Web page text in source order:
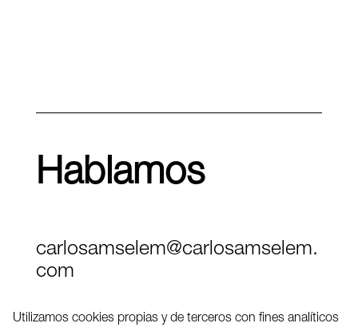
Hablamos
carlosamselem@carlosamselem.
com
Utilizamos cookies propias y de terceros con fines analíticos